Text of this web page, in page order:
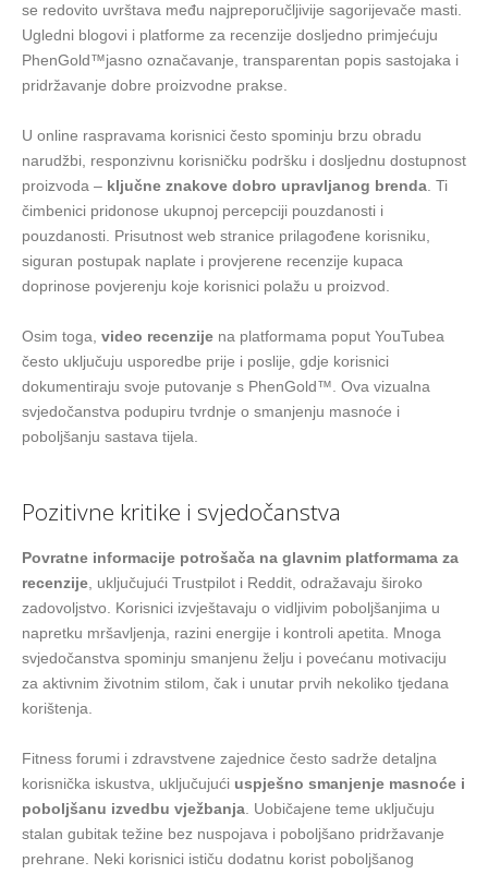
se redovito uvrštava među najpreporučljivije sagorijevače masti.
Ugledni blogovi i platforme za recenzije dosljedno primjećuju
PhenGold™jasno označavanje, transparentan popis sastojaka i
pridržavanje dobre proizvodne prakse.
U online raspravama korisnici često spominju brzu obradu
narudžbi, responzivnu korisničku podršku i dosljednu dostupnost
proizvoda – ključne znakove dobro upravljanog brenda . Ti
čimbenici pridonose ukupnoj percepciji pouzdanosti i
pouzdanosti. Prisutnost web stranice prilagođene korisniku,
siguran postupak naplate i provjerene recenzije kupaca
doprinose povjerenju koje korisnici polažu u proizvod.
Osim toga, video recenzije na platformama poput YouTubea
često uključuju usporedbe prije i poslije, gdje korisnici
dokumentiraju svoje putovanje s PhenGold™. Ova vizualna
svjedočanstva podupiru tvrdnje o smanjenju masnoće i
poboljšanju sastava tijela.
Pozitivne kritike i svjedočanstva
Povratne informacije potrošača na glavnim platformama za
recenzije , uključujući Trustpilot i Reddit, odražavaju široko
zadovoljstvo. Korisnici izvještavaju o vidljivim poboljšanjima u
napretku mršavljenja, razini energije i kontroli apetita. Mnoga
svjedočanstva spominju smanjenu želju i povećanu motivaciju
za aktivnim životnim stilom, čak i unutar prvih nekoliko tjedana
korištenja.
Fitness forumi i zdravstvene zajednice često sadrže detaljna
korisnička iskustva, uključujući uspješno smanjenje masnoće i
poboljšanu izvedbu vježbanja . Uobičajene teme uključuju
stalan gubitak težine bez nuspojava i poboljšano pridržavanje
prehrane. Neki korisnici ističu dodatnu korist poboljšanog